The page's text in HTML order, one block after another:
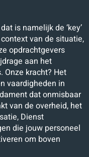
is namelijk de ‘key’
van de situatie,
opdrachtgevers
aan het
Onze kracht? Het
vaardigheden in
dat onmisbaar
van de overheid, het
Dienst
die jouw personeel
om boven